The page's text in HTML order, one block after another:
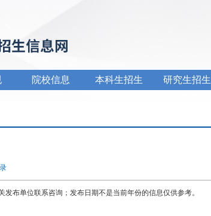
院校信息 本科生招生 研究生招生
布单位联系咨询；发布日期不是当前年份的信息仅供参考。